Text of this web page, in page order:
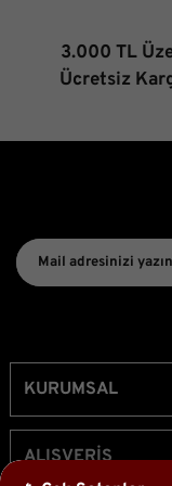
3.000 TL
Ücretsiz
KURUMSAL
ALIŞVERİŞ